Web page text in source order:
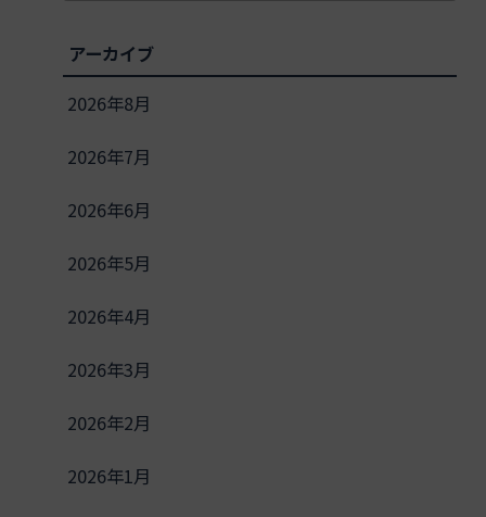
アーカイブ
2026年8月
2026年7月
2026年6月
2026年5月
2026年4月
2026年3月
2026年2月
2026年1月